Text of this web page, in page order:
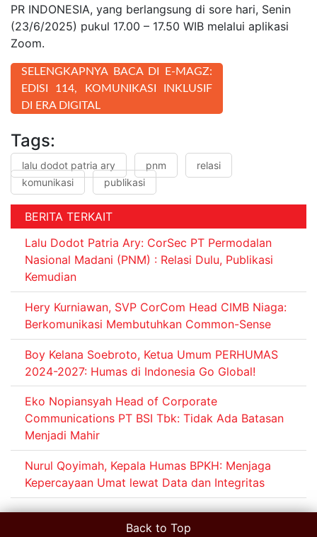
PR INDONESIA, yang berlangsung di sore hari, Senin
(23/6/2025) pukul 17.00 – 17.50 WIB melalui aplikasi
Zoom.
SELENGKAPNYA BACA DI E-MAGZ:
EDISI 114, KOMUNIKASI INKLUSIF
DI ERA DIGITAL
Tags:
lalu dodot patria ary pnm
relasi
komunikasi
publikasi
BERITA TERKAIT
Lalu Dodot Patria Ary: CorSec PT Permodalan
Nasional Madani (PNM) : Relasi Dulu, Publikasi
Kemudian
Hery Kurniawan, SVP CorCom Head CIMB Niaga:
Berkomunikasi Membutuhkan Common-Sense
Boy Kelana Soebroto, Ketua Umum PERHUMAS
2024-2027: Humas di Indonesia Go Global!
Eko Nopiansyah Head of Corporate
Communications PT BSI Tbk: Tidak Ada Batasan
Menjadi Mahir
Nurul Qoyimah, Kepala Humas BPKH: Menjaga
Kepercayaan Umat lewat Data dan Integritas
Back to Top